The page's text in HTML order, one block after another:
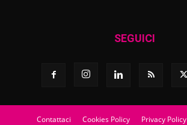
SEGUICI
Contattaci Cookies Policy Privacy Policy